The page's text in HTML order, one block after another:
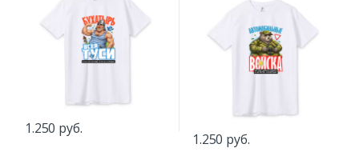
1.250 руб.
1.250 руб.